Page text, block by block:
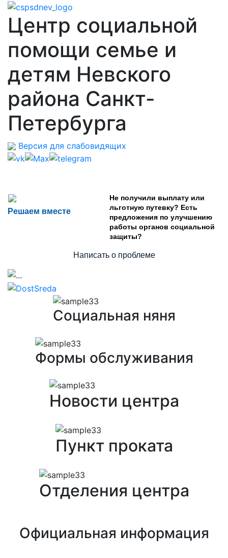
Центр социальной
помощи семье и
детям Невского
района Санкт-
Петербурга
Версия для слабовидящих
Решаем вместе
Не получили выплату или
льготную путевку? Есть
предложения по улучшению
работы органов социальной
защиты?
Написать о проблеме
Социальная няня
Формы обслуживания
Новости центра
Пункт проката
Отделения центра
Официальная информация